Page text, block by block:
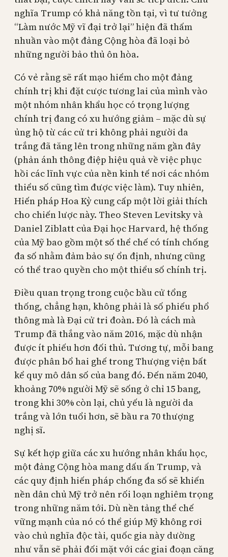
nghĩa Trump có khả năng tồn tại, vì tư tưởng
“Làm nước Mỹ vĩ đại trở lại” hiện đã thấm
nhuần vào một đảng Cộng hòa đã loại bỏ
những người bảo thủ ôn hòa.
Có vẻ rằng sẽ rất mạo hiểm cho một đảng
chính trị khi đặt cược tương lai của mình vào
một nhóm nhân khẩu học có trọng lượng
chính trị đang có xu hướng giảm – mặc dù sự
ủng hộ từ các cử tri không phải người da
trắng đã tăng lên trong những năm gần đây
(phản ánh thông điệp hiệu quả về việc phục
hồi các lĩnh vực của nền kinh tế nơi các nhóm
thiểu số cũng tìm được việc làm). Tuy nhiên,
Hiến pháp Hoa Kỳ cung cấp một lời giải thích
cho chiến lược này. Theo Steven Levitsky và
Daniel Ziblatt của Đại học Harvard, hệ thống
của Mỹ bao gồm một số thể chế có tính chống
đa số nhằm đảm bảo sự ổn định, nhưng cũng
có thể trao quyền cho một thiểu số chính trị.
Điều quan trọng trong cuộc bầu cử tổng
thống, chẳng hạn, không phải là số phiếu phổ
thông mà là Đại cử tri đoàn. Đó là cách mà
Trump đã thắng vào năm 2016, mặc dù nhận
được ít phiếu hơn đối thủ. Tương tự, mỗi bang
được phân bổ hai ghế trong Thượng viện bất
kể quy mô dân số của bang đó. Đến năm 2040,
khoảng 70% người Mỹ sẽ sống ở chỉ 15 bang,
trong khi 30% còn lại, chủ yếu là người da
trắng và lớn tuổi hơn, sẽ bầu ra 70 thượng
nghị sĩ.
Sự kết hợp giữa các xu hướng nhân khẩu học,
một đảng Cộng hòa mang dấu ấn Trump, và
các quy định hiến pháp chống đa số sẽ khiến
nền dân chủ Mỹ trở nên rối loạn nghiêm trọng
trong những năm tới. Dù nền tảng thể chế
vững mạnh của nó có thể giúp Mỹ không rơi
vào chủ nghĩa độc tài, quốc gia này dường
như vẫn sẽ phải đối mặt với các giai đoạn căng